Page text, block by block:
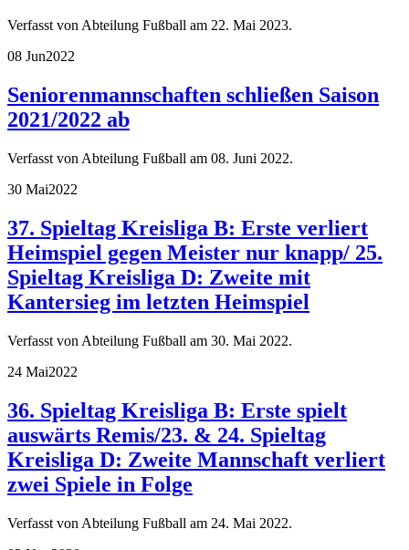
Verfasst von Abteilung Fußball am 22. Mai 2023.
08 Jun2022
Seniorenmannschaften schließen Saison
2021/2022 ab
Verfasst von Abteilung Fußball am 08. Juni 2022.
30 Mai2022
37. Spieltag Kreisliga B: Erste verliert
Heimspiel gegen Meister nur knapp/ 25.
Spieltag Kreisliga D: Zweite mit
Kantersieg im letzten Heimspiel
Verfasst von Abteilung Fußball am 30. Mai 2022.
24 Mai2022
36. Spieltag Kreisliga B: Erste spielt
auswärts Remis/23. & 24. Spieltag
Kreisliga D: Zweite Mannschaft verliert
zwei Spiele in Folge
Verfasst von Abteilung Fußball am 24. Mai 2022.